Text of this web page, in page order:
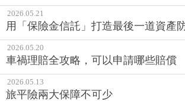
2026.05.21
用「保險金信託」打造最後一道資產
2026.05.20
車禍理賠全攻略，可以申請哪些賠償
2026.05.13
旅平險兩大保障不可少